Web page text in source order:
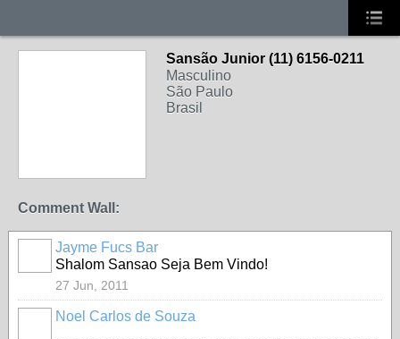
Sansão Junior (11) 6156-0211
Masculino
São Paulo
Brasil
Comment Wall:
Jayme Fucs Bar
Shalom Sansao Seja Bem Vindo!
27 Jun, 2011
Noel Carlos de Souza